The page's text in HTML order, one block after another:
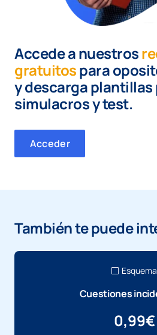
Accede a nuestros
gratuitospara
ydescarga plantillas
simulacros y test.
Acceder
También te puede
Esquema
Cuestiones
0,99€